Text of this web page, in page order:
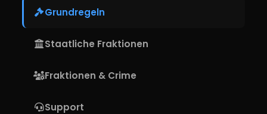
Grundregeln
Staatliche Fraktionen
Fraktionen & Crime
Support